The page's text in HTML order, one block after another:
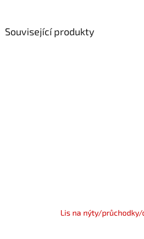
Související produkty
Lis na nýty/průchodky/